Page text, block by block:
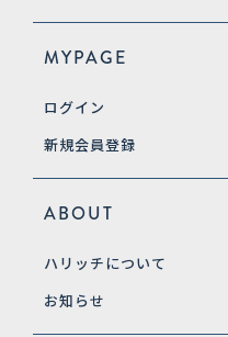
MYPAGE
ログイン
新規会員登録
ABOUT
ハリッチについて
お知らせ